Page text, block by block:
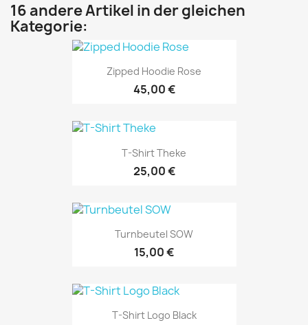
16 andere Artikel in der gleichen
Kategorie:
Zipped Hoodie Rose
45,00 €
T-Shirt Theke
25,00 €
Turnbeutel SOW
15,00 €
T-Shirt Logo Black